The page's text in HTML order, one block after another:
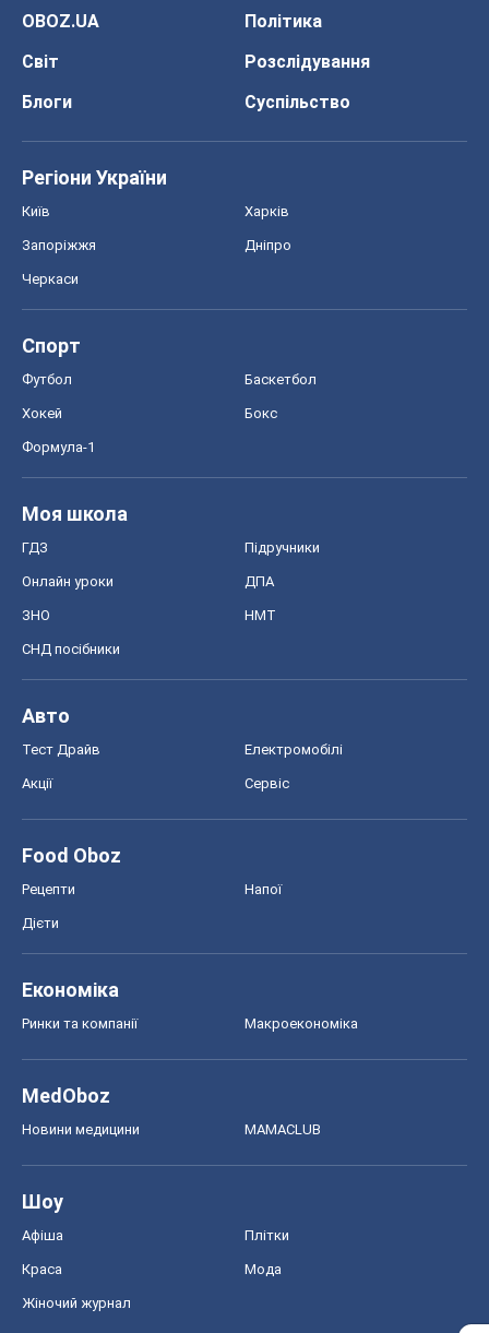
OBOZ.UA
Політика
Світ
Розслідування
Блоги
Суспільство
Регіони України
Київ Харків
Запоріжжя Дніпро
Черкаси
Спорт
Футбол Баскетбол
Хокей Бокс
Формула-1
Моя школа
ГДЗ Підручники
Онлайн уроки ДПА
ЗНО НМТ
СНД посібники
Авто
Тест Драйв Електромобілі
Акції Сервіс
Food Oboz
Рецепти Напої
Дієти
Економіка
Ринки та компанії Макроекономіка
MedOboz
Новини медицини MAMACLUB
Шоу
Афіша Плітки
Краса Мода
Жіночий журнал